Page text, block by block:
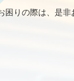
困りの際は、是非